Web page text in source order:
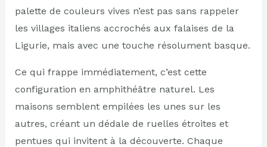
palette de couleurs vives n’est pas sans rappeler
les villages italiens accrochés aux falaises de la
Ligurie, mais avec une touche résolument basque.
Ce qui frappe immédiatement, c’est cette
configuration en amphithéâtre naturel. Les
maisons semblent empilées les unes sur les
autres, créant un dédale de ruelles étroites et
pentues qui invitent à la découverte. Chaque